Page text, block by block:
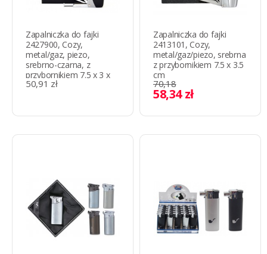
Zapalniczka do fajki
2427900, Cozy,
metal/gaz, piezo,
srebrno-czarna, z
przybornikiem 7.5 x 3 x
1.3 сm
50,91 zł
Zapalniczka do fajki
2413101, Cozy,
metal/gaz/piezo, srebrna
z przybornikiem 7.5 x 3.5
cm
70,18
58,34 zł